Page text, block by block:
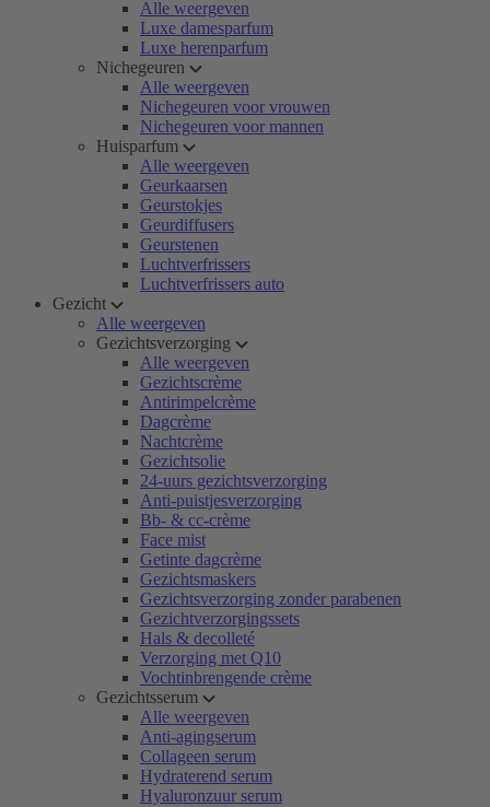
Alle weergeven
Luxe damesparfum
Luxe herenparfum
Nichegeuren
Alle weergeven
Nichegeuren voor vrouwen
Nichegeuren voor mannen
Huisparfum
Alle weergeven
Geurkaarsen
Geurstokjes
Geurdiffusers
Geurstenen
Luchtverfrissers
Luchtverfrissers auto
Gezicht
Alle weergeven
Gezichtsverzorging
Alle weergeven
Gezichtscrème
Antirimpelcrème
Dagcrème
Nachtcrème
Gezichtsolie
24-uurs gezichtsverzorging
Anti-puistjesverzorging
Bb- & cc-crème
Face mist
Getinte dagcrème
Gezichtsmaskers
Gezichtsverzorging zonder parabenen
Gezichtverzorgingssets
Hals & decolleté
Verzorging met Q10
Vochtinbrengende crème
Gezichtsserum
Alle weergeven
Anti-agingserum
Collageen serum
Hydraterend serum
Hyaluronzuur serum